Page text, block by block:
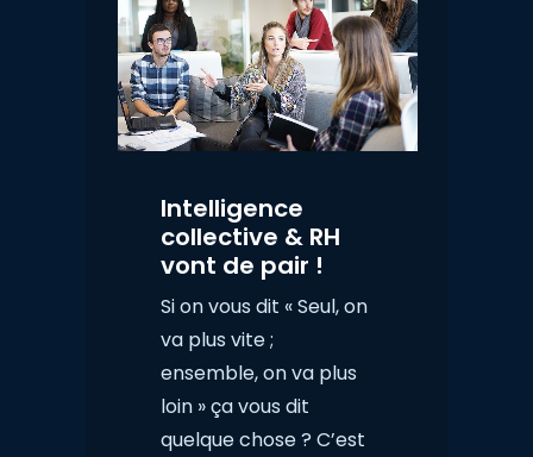
Intelligence
collective & RH
vont de pair !
Si on vous dit « Seul, on
va plus vite ;
ensemble, on va plus
loin » ça vous dit
quelque chose ? C’est